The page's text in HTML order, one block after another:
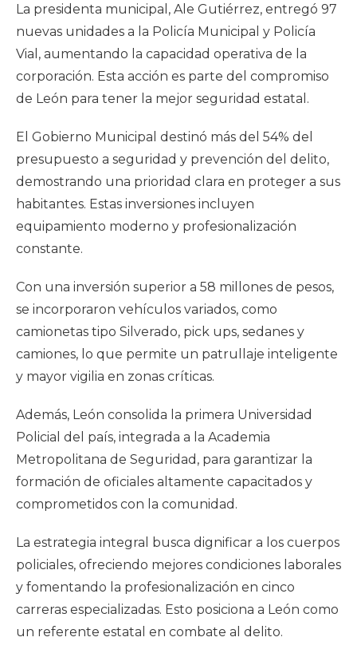
La presidenta municipal, Ale Gutiérrez, entregó 97
nuevas unidades a la Policía Municipal y Policía
Vial, aumentando la capacidad operativa de la
corporación. Esta acción es parte del compromiso
de León para tener la mejor seguridad estatal.
El Gobierno Municipal destinó más del 54% del
presupuesto a seguridad y prevención del delito,
demostrando una prioridad clara en proteger a sus
habitantes. Estas inversiones incluyen
equipamiento moderno y profesionalización
constante.
Con una inversión superior a 58 millones de pesos,
se incorporaron vehículos variados, como
camionetas tipo Silverado, pick ups, sedanes y
camiones, lo que permite un patrullaje inteligente
y mayor vigilia en zonas críticas.
Además, León consolida la primera Universidad
Policial del país, integrada a la Academia
Metropolitana de Seguridad, para garantizar la
formación de oficiales altamente capacitados y
comprometidos con la comunidad.
La estrategia integral busca dignificar a los cuerpos
policiales, ofreciendo mejores condiciones laborales
y fomentando la profesionalización en cinco
carreras especializadas. Esto posiciona a León como
un referente estatal en combate al delito.